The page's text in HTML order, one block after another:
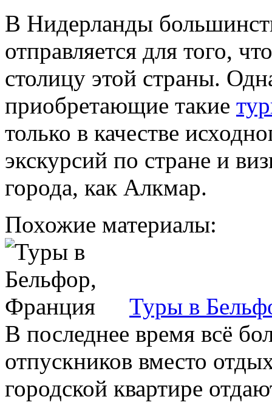
В Нидерланды
отправляется для того,
столицу этой страны.
приобретающие такие
только в качестве
экскурсий по стране и
города, как Алкмар.
Похожие материалы:
Туры в
В последнее время всё
отпускников вместо
городской квартире